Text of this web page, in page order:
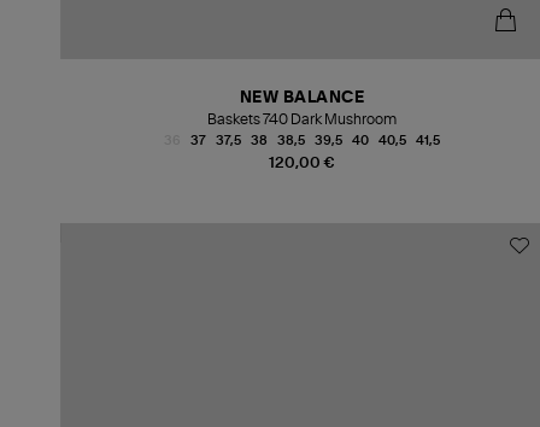
120,00 €
NEW BALANCE
Baskets 740 Dark Mushroom
37 37,5 38 38,5 39,5 40 40,5 41,5